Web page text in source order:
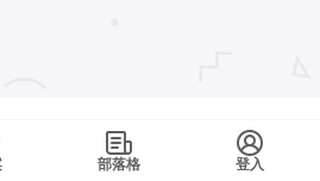
部落格 登入